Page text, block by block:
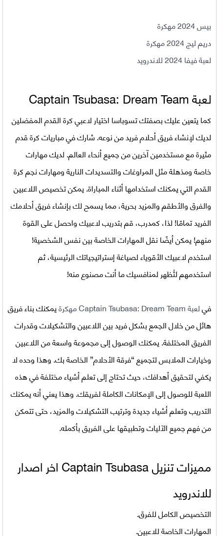
بيس 2024 مهكرة
دريم ليج 2024 مهكرة
لعبة فيفا 2024 للاندرويد
لعبةCaptain Tsubasa: Dream Team
كما يتعين عليك بصفتك تسوباسا اختيار لاعبي كرة القدم المفضلين
لديك لإنشاء فريق أحلام فريد من نوعه. شارك في مباريات كرة قدم
مثيرة مع مستخدمين آخرين من جميع أنحاء العالم. لديك مهارات
خاصة ومذهلة مثل المراوغات والتسديدات النارية ومهارات نجم كرة
القدم التي يمكنك استخدامها أثناء المباراة. يمكن تخصيص اللاعبين
والفرق والأطقم والمزيد بحرية، مما يسمح لك بإنشاء فريق أحلامك
الفريد تمامًا! لذا، كمدرب، قم بتدريب لاعبيك واحصل على القوة
منهم! يمكن أيضًا نقل المهارات الخاصة بين نفس الشخصية!
استخدم لاعبيك الأقوياء لصياغة إستراتيجياتك الرئيسية، ثم
استخدمهم لتُظهر لمنافسيك ما أنت مصنوع منه!
فيلعبةCaptain Tsubasa: Dream Team مهكرة
يمكنك بناء فريق
هائل من خلال الجمع بشكل فريد بين اللاعبين والتشكيلات وقدرات
الفريق المختلفة. يمكنك الوصول إلى مجموعة واسعة من اللاعبين
وخيارات الملابس لتجميع “فرقة الأحلام” الخاصة بك. وهذا وحده لا
يكفي لتحقيق أهدافك، حيث تحتاج إلى تعلم أشياء مختلفة في هذه
اللعبة للوصول إلى الإمكانات الكاملة لفريقك. وهذا يعني أنه يمكنك
التدريب وتعلم أشياء جديدة وترتيب التشكيلات والمزيد، حتى تتمكن
من فهم جميع الآليات وتطبيقها على الفريق بأكمله.
مميزات تنزيل
Captain Tsubasa اخر اصدار
للاندرويد
التخصيص الكامل للفرق.
المهارات الخاصة للاعبين.